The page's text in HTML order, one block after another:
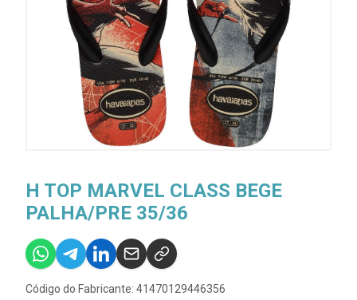
H TOP MARVEL CLASS BEGE
PALHA/PRE 35/36
Código do Fabricante: 41470129446356